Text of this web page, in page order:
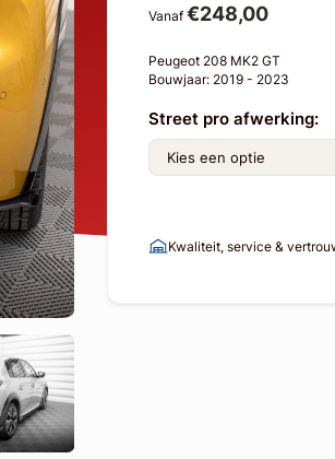
Vanaf €248,00
Peugeot 208 MK2 GT
Bouwjaar: 2019 - 2023
Street pro afwerking:
Kwaliteit, service &